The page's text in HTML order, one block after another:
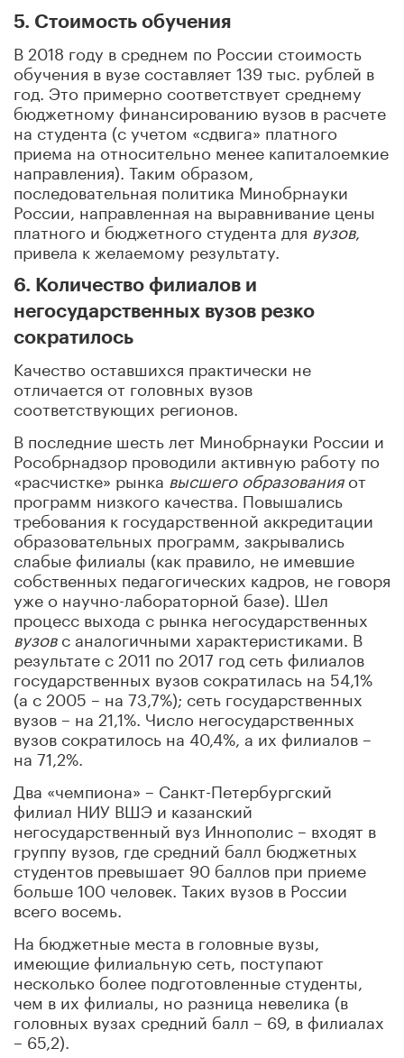
5. Стоимость обучения
В 2018 году в среднем по России стоимость
обучения в вузе составляет 139 тыс. рублей в
год. Это примерно соответствует среднему
бюджетному финансированию вузов в расчете
на студента (с учетом «сдвига» платного
приема на относительно менее капиталоемкие
направления). Таким образом,
последовательная политика Минобрнауки
России, направленная на выравнивание цены
платного и бюджетного студента для вузов,
привела к желаемому результату.
6. Количество филиалов и
негосударственных вузов резко
сократилось
Качество оставшихся практически не
отличается от головных вузов
соответствующих регионов.
В последние шесть лет Минобрнауки России и
Рособрнадзор проводили активную работу по
«расчистке» рынка высшего образованияот
программ низкого качества. Повышались
требования к государственной аккредитации
образовательных программ, закрывались
слабые филиалы (как правило, не имевшие
собственных педагогических кадров, не говоря
уже о научно-лабораторной базе). Шел
процесс выхода с рынка негосударственных
вузовс аналогичными характеристиками. В
результате с 2011 по 2017 год сеть филиалов
государственных вузов сократилась на 54,1%
(а с 2005 – на 73,7%); сеть государственных
вузов – на 21,1%. Число негосударственных
вузов сократилось на 40,4%, а их филиалов –
на 71,2%.
Два «чемпиона» – Санкт-Петербургский
филиал НИУ ВШЭ и казанский
негосударственный вуз Иннополис – входят в
группу вузов, где средний балл бюджетных
студентов превышает 90 баллов при приеме
больше 100 человек. Таких вузов в России
всего восемь.
На бюджетные места в головные вузы,
имеющие филиальную сеть, поступают
несколько более подготовленные студенты,
чем в их филиалы, но разница невелика (в
головных вузах средний балл – 69, в филиалах
– 65,2).